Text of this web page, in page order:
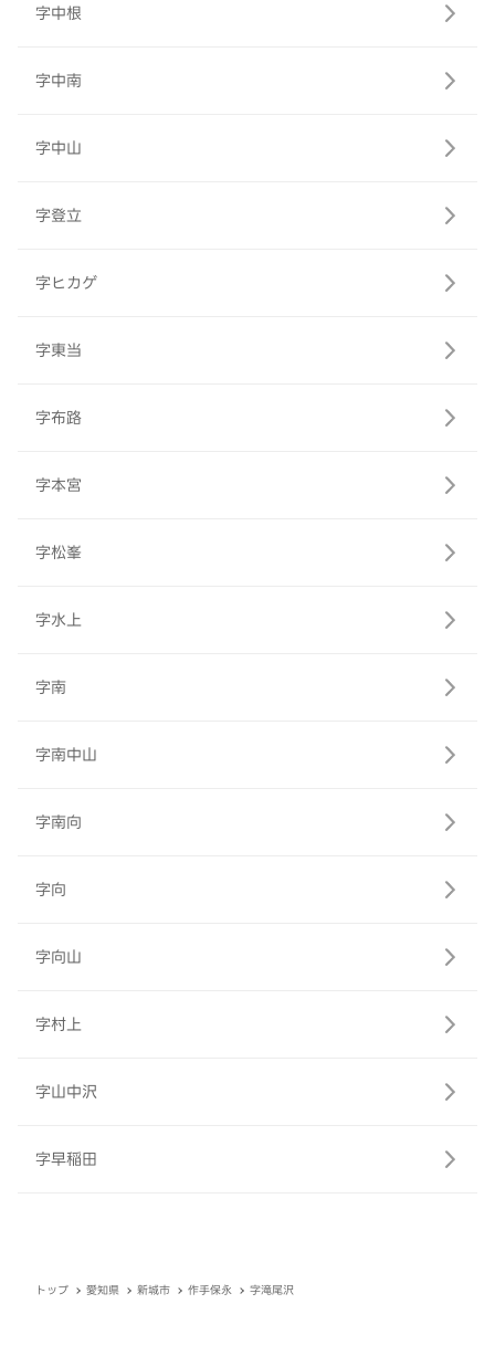
字中根
字中南
字中山
字登立
字ヒカゲ
字東当
字布路
字本宮
字松峯
字水上
字南
字南中山
字南向
字向
字向山
字村上
字山中沢
字早稲田
トップ 愛知県 新城市 作手保永 字滝尾沢